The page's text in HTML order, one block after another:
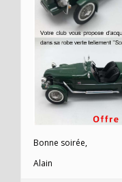
Bonne soirée,
Alain